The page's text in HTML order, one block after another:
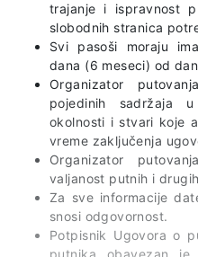
trajanje i ispravnost
slobodnih stranica
Svi pasoši moraju
dana (6 meseci) od
Organizator
pojedinih sadržaja
okolnosti i stvari koje
vreme zaključenja
Organizator
valjanost putnih i
Za sve informacije
snosi odgovornost.
Potpisnik Ugovora o